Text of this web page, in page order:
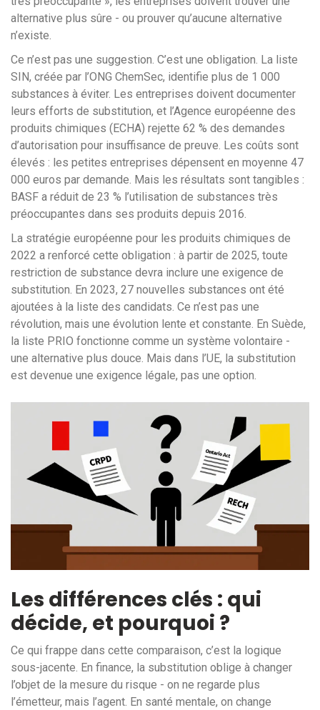
alternative plus sûre - ou prouver qu’aucune alternative
n’existe.
Ce n’est pas une suggestion. C’est une obligation. La liste
SIN, créée par l’ONG ChemSec, identifie plus de 1 000
substances à éviter. Les entreprises doivent documenter
leurs efforts de substitution, et l’Agence européenne des
produits chimiques (ECHA) rejette 62 % des demandes
d’autorisation pour insuffisance de preuve. Les coûts sont
élevés : les petites entreprises dépensent en moyenne 47
000 euros par demande. Mais les résultats sont tangibles :
BASF a réduit de 23 % l’utilisation de substances très
préoccupantes dans ses produits depuis 2016.
La stratégie européenne pour les produits chimiques de
2022 a renforcé cette obligation : à partir de 2025, toute
restriction de substance devra inclure une exigence de
substitution. En 2023, 27 nouvelles substances ont été
ajoutées à la liste des candidats. Ce n’est pas une
révolution, mais une évolution lente et constante. En Suède,
la liste PRIO fonctionne comme un système volontaire -
une alternative plus douce. Mais dans l’UE, la substitution
est devenue une exigence légale, pas une option.
Les différences clés : qui
décide, et pourquoi ?
Ce qui frappe dans cette comparaison, c’est la logique
sous-jacente. En finance, la substitution oblige à changer
l’objet de la mesure du risque - on ne regarde plus
l’émetteur, mais l’agent. En santé mentale, on change